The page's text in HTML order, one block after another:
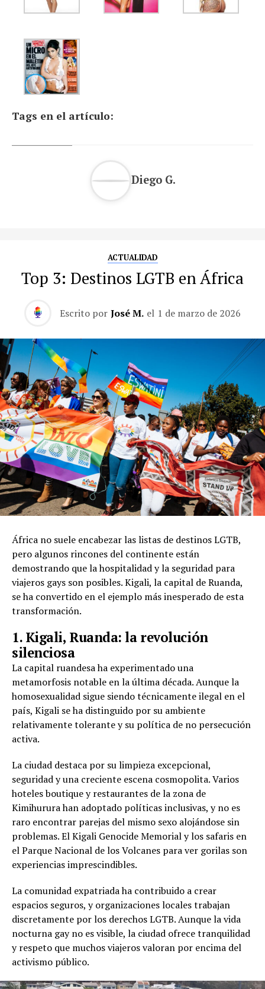
Tags en el artículo:
Diego G.
ACTUALIDAD
Top 3: Destinos LGTB en África
Escrito por José M. el 1 de marzo de 2026
África no suele encabezar las listas de destinos LGTB,
pero algunos rincones del continente están
demostrando que la hospitalidad y la seguridad para
viajeros gays son posibles. Kigali, la capital de Ruanda,
se ha convertido en el ejemplo más inesperado de esta
transformación.
1. Kigali, Ruanda: la revolución
silenciosa
La capital ruandesa ha experimentado una
metamorfosis notable en la última década. Aunque la
homosexualidad sigue siendo técnicamente ilegal en el
país, Kigali se ha distinguido por su ambiente
relativamente tolerante y su política de no persecución
activa.
La ciudad destaca por su limpieza excepcional,
seguridad y una creciente escena cosmopolita. Varios
hoteles boutique y restaurantes de la zona de
Kimihurura han adoptado políticas inclusivas, y no es
raro encontrar parejas del mismo sexo alojándose sin
problemas. El Kigali Genocide Memorial y los safaris en
el Parque Nacional de los Volcanes para ver gorilas son
experiencias imprescindibles.
La comunidad expatriada ha contribuido a crear
espacios seguros, y organizaciones locales trabajan
discretamente por los derechos LGTB. Aunque la vida
nocturna gay no es visible, la ciudad ofrece tranquilidad
y respeto que muchos viajeros valoran por encima del
activismo público.